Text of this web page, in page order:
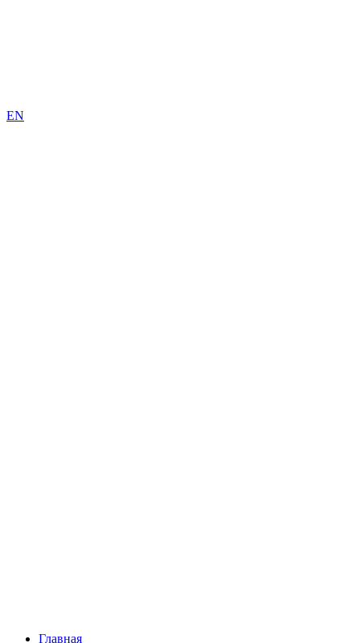
EN
Главная